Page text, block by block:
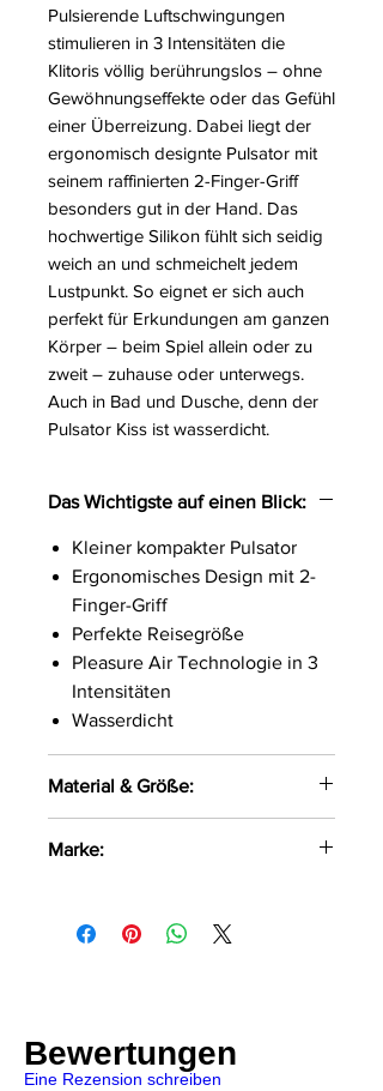
Pulsierende Luftschwingungen
stimulieren in 3 Intensitäten die
Klitoris völlig berührungslos – ohne
Gewöhnungseffekte oder das Gefühl
einer Überreizung. Dabei liegt der
ergonomisch designte Pulsator mit
seinem raffinierten 2-Finger-Griff
besonders gut in der Hand. Das
hochwertige Silikon fühlt sich seidig
weich an und schmeichelt jedem
Lustpunkt. So eignet er sich auch
perfekt für Erkundungen am ganzen
Körper – beim Spiel allein oder zu
zweit – zuhause oder unterwegs.
Auch in Bad und Dusche, denn der
Pulsator Kiss ist wasserdicht.
Das Wichtigste auf einen Blick:
Kleiner kompakter Pulsator
Ergonomisches Design mit 2-
Finger-Griff
Perfekte Reisegröße
Pleasure Air Technologie in 3
Intensitäten
Wasserdicht
Material & Größe:
Gewicht 61 g
Marke:
Bewertungen
Eine Rezension schreiben